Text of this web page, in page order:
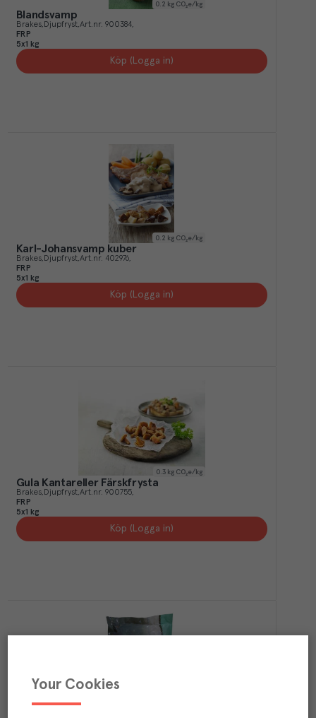
0.2 kg CO₂e/kg
Blandsvamp
Brakes Djupfryst Art.nr. 900384
FRP
5x1 kg
Köp (Logga in)
0.2 kg CO₂e/kg
Karl-Johansvamp kuber
Brakes Djupfryst Art.nr. 402976
FRP
5x1 kg
Köp (Logga in)
0.3 kg CO₂e/kg
Gula Kantareller Färskfrysta
Brakes Djupfryst Art.nr. 900755
FRP
5x1 kg
Köp (Logga in)
Your Cookies